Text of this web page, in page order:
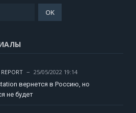
25/05/2022 19:14
вернется в Россию, но
не будет